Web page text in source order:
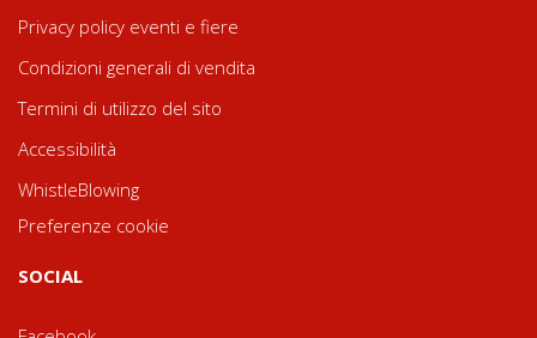
Privacy policy eventi e fiere
Condizioni generali di vendita
Termini di utilizzo del sito
Accessibilità
WhistleBlowing
Preferenze cookie
SOCIAL